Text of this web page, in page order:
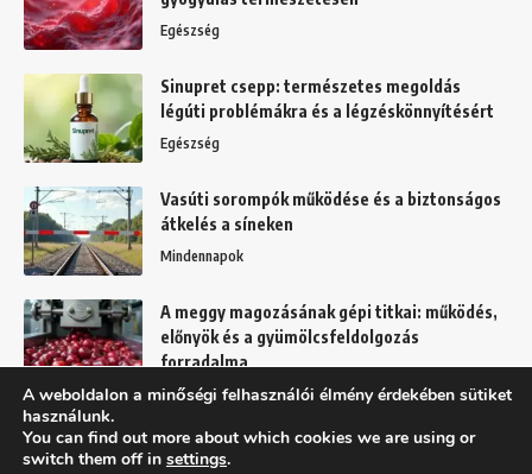
Egészség
Sinupret csepp: természetes megoldás
légúti problémákra és a légzéskönnyítésért
Egészség
Vasúti sorompók működése és a biztonságos
átkelés a síneken
Mindennapok
A meggy magozásának gépi titkai: működés,
előnyök és a gyümölcsfeldolgozás
forradalma
Kert
A weboldalon a minőségi felhasználói élmény érdekében sütiket
használunk.
You can find out more about which cookies we are using or
switch them off in settings.